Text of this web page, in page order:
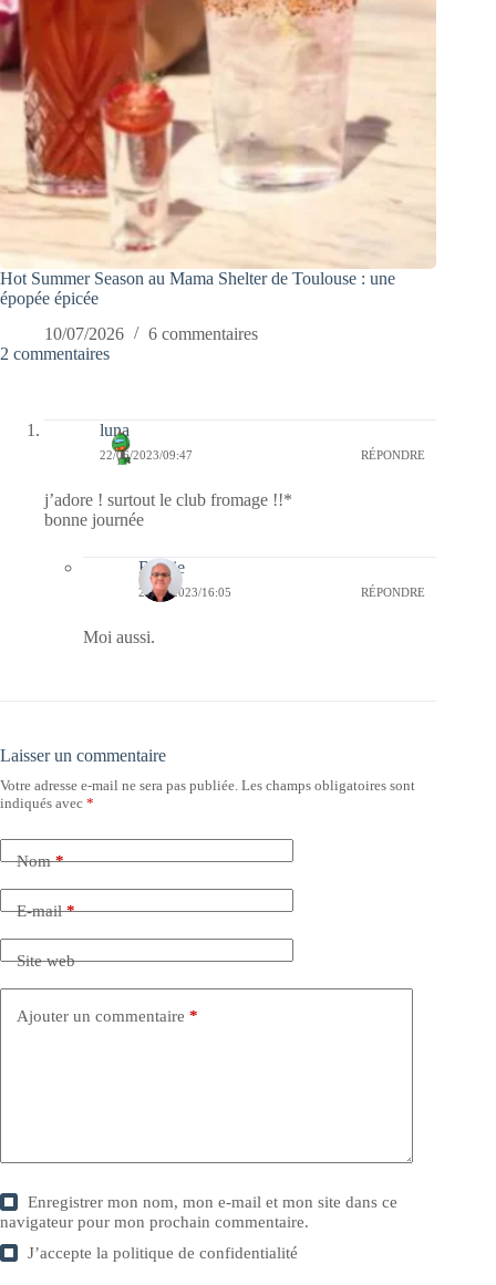
Hot Summer Season au Mama Shelter de Toulouse : une
épopée épicée
10/07/2026
6 commentaires
2 commentaires
luna
22/06/2023/09:47 RÉPONDRE
j’adore ! surtout le club fromage !!*
bonne journée
Bernie
24/06/2023/16:05 RÉPONDRE
Moi aussi.
Laisser un commentaire
Votre adresse e-mail ne sera pas publiée. Les champs obligatoires sont
indiqués avec *
Nom*
E-mail*
Site web
Ajouter un commentaire *
Enregistrer mon nom, mon e-mail et mon site dans ce
navigateur pour mon prochain commentaire.
J’accepte lapolitique de confidentialité